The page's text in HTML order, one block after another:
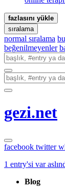
fazlasını yükle
sıralama
normal sıralama
beğenilmeyenler
gezi.net
facebook twitter
1 entry'si var
Blog